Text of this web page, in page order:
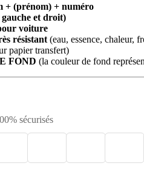
+ (prénom) + numéro
et droit)
voiture
résistant (eau, essence, chaleur,
papier transfert)
FOND (la couleur de fond
sécurisés